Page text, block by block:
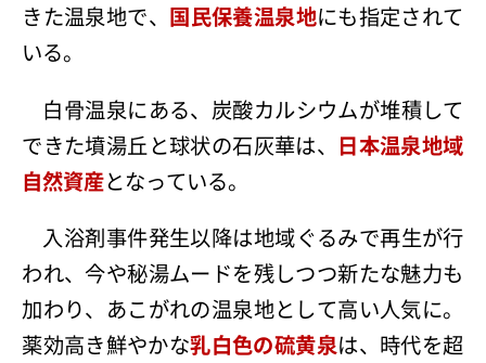
きた温泉地で、 国民保養温泉地にも指定されて
いる。
白骨温泉にある、炭酸カルシウムが堆積して
できた墳湯丘と球状の石灰華は、 日本温泉地域
自然資産となっている。
入浴剤事件発生以降は地域ぐるみで再生が行
われ、今や秘湯ムードを残しつつ新たな魅力も
加わり、あこがれの温泉地として高い人気に。
薬効高き鮮やかな乳白色の硫黄泉は、時代を超